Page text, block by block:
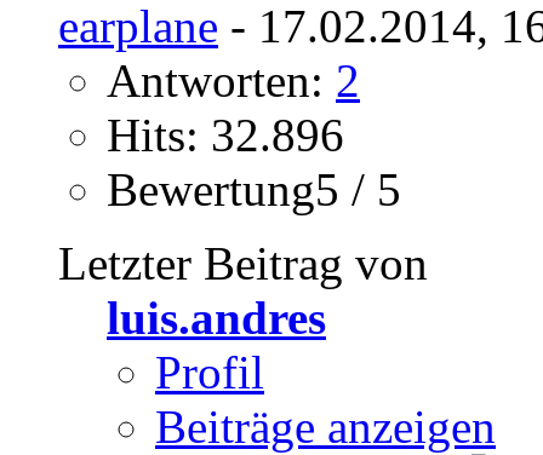
earplane - 17.02.2014,
Antworten: 2
Hits: 32.896
Bewertung5 / 5
Letzter Beitrag von
luis.andres
Profil
Beiträge anzeigen